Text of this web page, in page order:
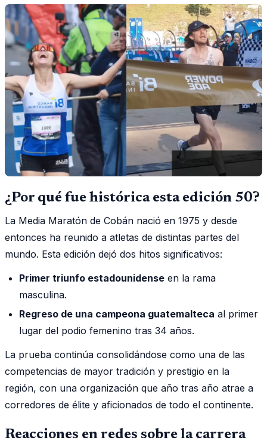
¿Por qué fue histórica esta edición 50?
La Media Maratón de Cobán nació en 1975 y desde
entonces ha reunido a atletas de distintas partes del
mundo. Esta edición dejó dos hitos significativos:
Primer triunfo estadounidense en la rama
masculina.
Regreso de una campeona guatemalteca al primer
lugar del podio femenino tras 34 años.
La prueba continúa consolidándose como una de las
competencias de mayor tradición y prestigio en la
región, con una organización que año tras año atrae a
corredores de élite y aficionados de todo el continente.
Reacciones en redes sobre la carrera